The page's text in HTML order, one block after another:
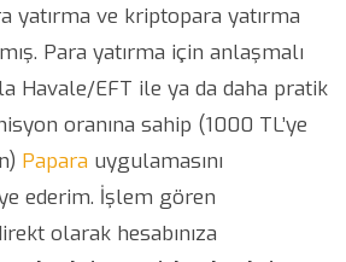
yatırma ve kriptopara yatırma
Para yatırma için anlaşmalı
Havale/EFT ile ya da daha pratik
oranına sahip (1000 TL’ye
Papara uygulamasını
ederim. İşlem gören
olarak hesabınıza